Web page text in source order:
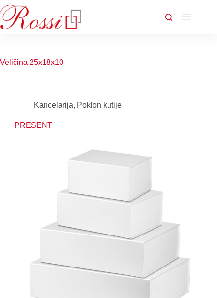
Skip
to
content
Veličina 25x18x10
Kancelarija, Poklon kutije
PRESENT